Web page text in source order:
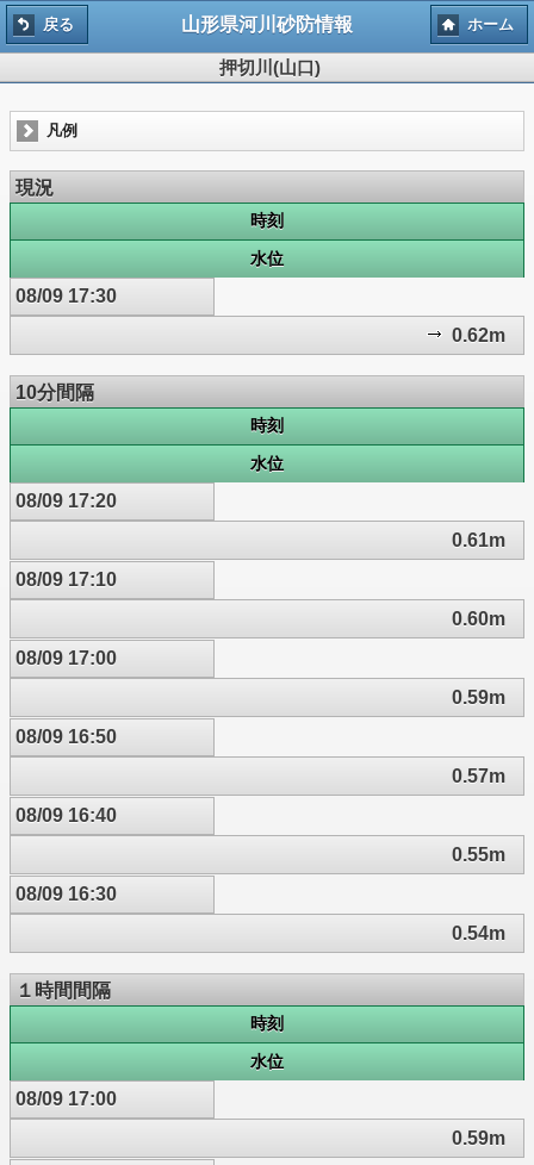
戻る 山形県河川砂防情報 ホーム
押切川(山口)
凡例
現況
時刻
水位
08/09 17:30
0.62m
10分間隔
時刻
水位
08/09 17:20
0.61m
08/09 17:10
0.60m
08/09 17:00
0.59m
08/09 16:50
0.57m
08/09 16:40
0.55m
08/09 16:30
0.54m
１時間間隔
時刻
水位
08/09 17:00
0.59m